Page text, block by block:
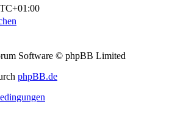
Software © phpBB Limited
phpBB.de